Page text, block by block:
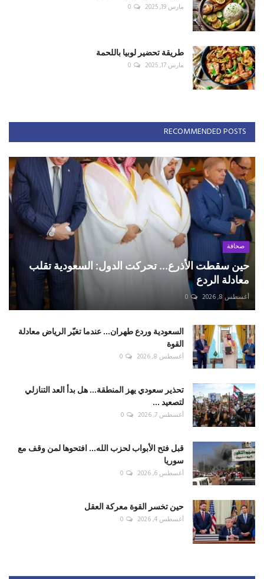
مارس 19, 2025 0
طريقة تحضير لوبيا باللحمة
مارس 17, 2025 0
RECOMMENDED POSTS
صحافة
حين سقطت الأذرع... تحركت الدول: السعودية تقلب
معادلة الردع
أغسطس 8, 2026 0
السعودية وردع طهران... عندما تغيّر الرياض معادلة
القوة
أغسطس 8, 2026 0
تحذير سعودي يهز المنطقة... هل بدأ العد التنازلي
لتصعيد ...
أغسطس 7, 2026 0
قبل فتح الأبواب لحزب الله... افتحوها لمن وقف مع
سوريا
أغسطس 6, 2026 0
حين تخسر القوة معركة العقل
أغسطس 4, 2026 0